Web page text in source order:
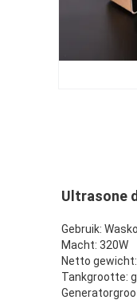
Ultrasone
Gebruik:
Macht: 320W
Netto
Tankgrootte: